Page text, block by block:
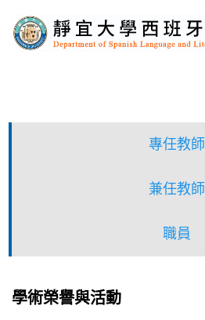
到
主
專任教師
兼任教師
職員
學術榮譽與活動